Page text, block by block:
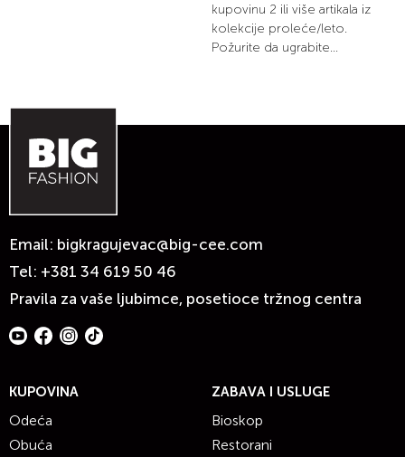
kupovinu 2 ili više artikala iz
kolekcije proleće/leto.
Požurite da ugrabite...
Email: bigkragujevac@big-cee.com
Tel: +381 34 619 50 46
Pravila za vaše ljubimce, posetioce tržnog centra
KUPOVINA
Odeća
Obuća
ZABAVA I USLUGE
Bioskop
Restorani